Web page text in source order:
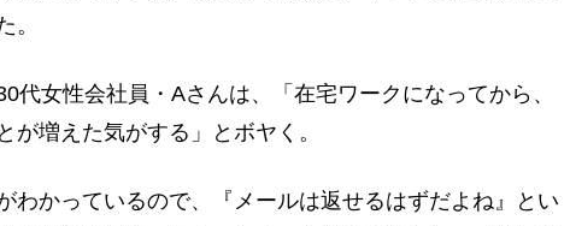
。
女性会社員・Aさんは、「在宅ワークになってから、
が増えた気がする」とボヤく。
わかっているので、『メールは返せるはずだよね』とい